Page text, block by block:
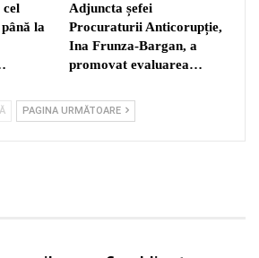
la
Adjuncta șefei
Procuraturii Anticorupție,
Ina Frunza-Bargan, a
promovat evaluarea…
PAGINA URMĂTOARE